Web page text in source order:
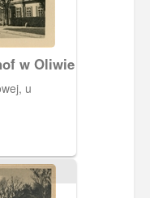
w Oliwie
u